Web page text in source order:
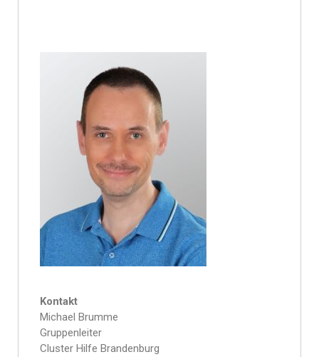
Kontakt
Michael Brumme
Gruppenleiter
Cluster Hilfe Brandenburg